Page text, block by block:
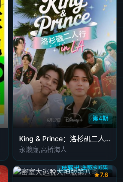
第4期
King & Prince：洛杉矶二人行
永濑廉,高桥海人
连载中 连载到6集
7.6